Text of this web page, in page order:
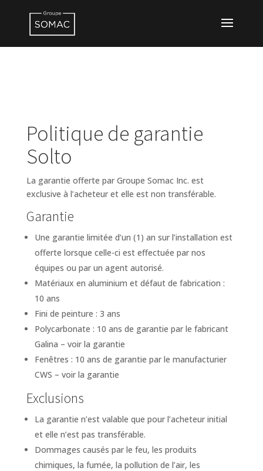
Politique de garantie
Solto
La garantie offerte par Groupe Somac Inc. est
exclusive à l’acheteur et elle est non transférable.
Garantie
Une garantie limitée d’un (1) an sur l’installation est
offerte lorsque celle-ci est effectuée par nos
équipes ou par un agent autorisé.
Matériaux en aluminium et défaut de fabrication :
10 ans
Fini de peinture : 3 ans
Polycarbonate : 10 ans de garantie par le fabricant
Galina – voir la garantie
Fenêtres : 10 ans de garantie par le manufacturier
CWS – voir la garantie
Exclusions
La garantie n’est valable que pour l’acheteur initial
et elle n’est pas transférable.
Dommages causés par le feu, les produits
chimiques, la fumée, la pollution de l’air, les